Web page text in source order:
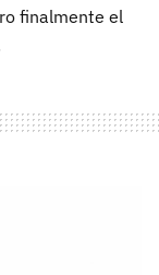
finalmente el